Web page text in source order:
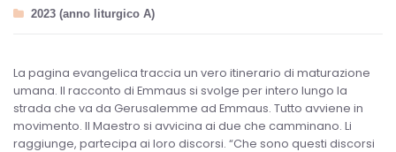
2023 (anno liturgico A)
La pagina evangelica traccia un vero itinerario di maturazione
umana. Il racconto di Emmaus si svolge per intero lungo la
strada che va da Gerusalemme ad Emmaus. Tutto avviene in
movimento. Il Maestro si avvicina ai due che camminano. Li
raggiunge, partecipa ai loro discorsi. “Che sono questi discorsi